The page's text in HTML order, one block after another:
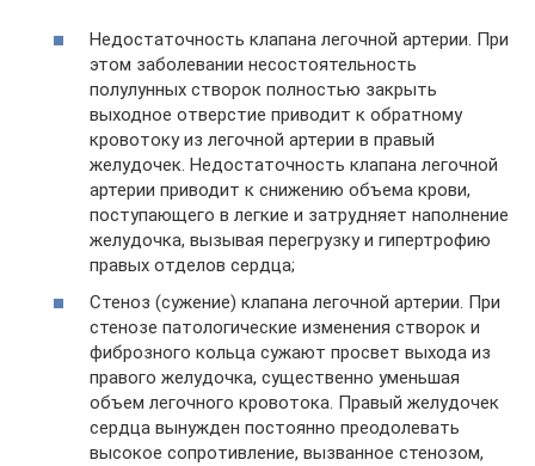
Недостаточность клапана легочной артерии. При
этом заболевании несостоятельность
полулунных створок полностью закрыть
выходное отверстие приводит к обратному
кровотоку из легочной артерии в правый
желудочек. Недостаточность клапана легочной
артерии приводит к снижению объема крови,
поступающего в легкие и затрудняет наполнение
желудочка, вызывая перегрузку и гипертрофию
правых отделов сердца;
Стеноз (сужение) клапана легочной артерии. При
стенозе патологические изменения створок и
фиброзного кольца сужают просвет выхода из
правого желудочка, существенно уменьшая
объем легочного кровотока. Правый желудочек
сердца вынужден постоянно преодолевать
высокое сопротивление, вызванное стенозом,